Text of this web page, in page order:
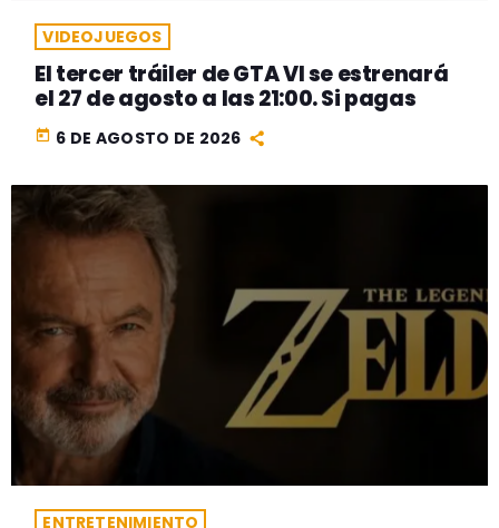
VIDEOJUEGOS
El tercer tráiler de GTA VI se estrenará
el 27 de agosto a las 21:00. Si pagas
today 6 DE AGOSTO DE 2026
ENTRETENIMIENTO